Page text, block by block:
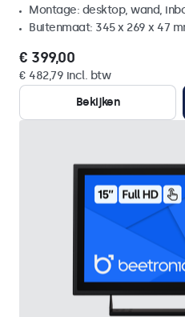
Montage: desktop, wand,
Buitenmaat: 345 x 269 x 47
€ 399,00
€ 482,79 incl. btw
Bekijken